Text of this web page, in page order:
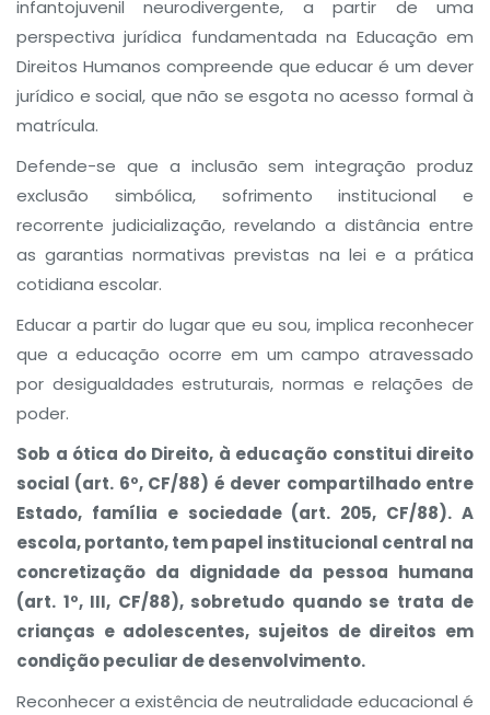
infantojuvenil neurodivergente, a partir de uma
perspectiva jurídica fundamentada na Educação em
Direitos Humanos compreende que educar é um dever
jurídico e social, que não se esgota no acesso formal à
matrícula.
Defende-se que a inclusão sem integração produz
exclusão simbólica, sofrimento institucional e
recorrente judicialização, revelando a distância entre
as garantias normativas previstas na lei e a prática
cotidiana escolar.
Educar a partir do lugar que eu sou, implica reconhecer
que a educação ocorre em um campo atravessado
por desigualdades estruturais, normas e relações de
poder.
Sob a ótica do Direito, à educação constitui direito
social (art. 6º, CF/88) é dever compartilhado entre
Estado, família e sociedade (art. 205, CF/88). A
escola, portanto, tem papel institucional central na
concretização da dignidade da pessoa humana
(art. 1º, III, CF/88), sobretudo quando se trata de
crianças e adolescentes, sujeitos de direitos em
condição peculiar de desenvolvimento.
Reconhecer a existência de neutralidade educacional é